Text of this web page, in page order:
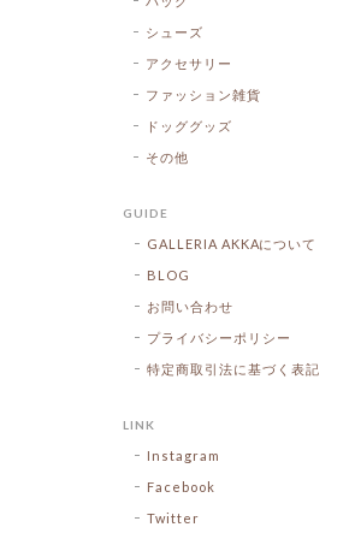
シューズ
アクセサリー
ファッション雑貨
ドッググッズ
その他
GUIDE
GALLERIA AKKAについて
BLOG
お問い合わせ
プライバシーポリシー
特定商取引法に基づく表記
LINK
Instagram
Facebook
Twitter